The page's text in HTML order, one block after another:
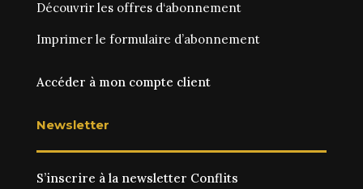
Découvrir les offres d‘abonnement
Imprimer le formulaire d’abonnement
Accéder à mon compte client
Newsletter
S’inscrire à la newsletter Conflits